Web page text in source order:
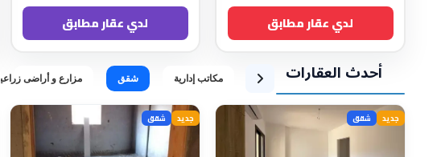
لدي عقار مطابق لدي عقار مطابق
أحدث العقارات مكاتب إدارية شقق مزارع و أراضى زراعية
جديد شقق جديد شقق